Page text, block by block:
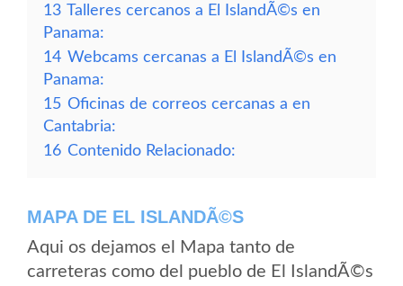
13 Talleres cercanos a El IslandÃ©s en
Panama:
14 Webcams cercanas a El IslandÃ©s en
Panama:
15 Oficinas de correos cercanas a en
Cantabria:
16 Contenido Relacionado:
MAPA DE EL ISLANDÃ©S
Aqui os dejamos el Mapa tanto de
carreteras como del pueblo de El IslandÃ©s